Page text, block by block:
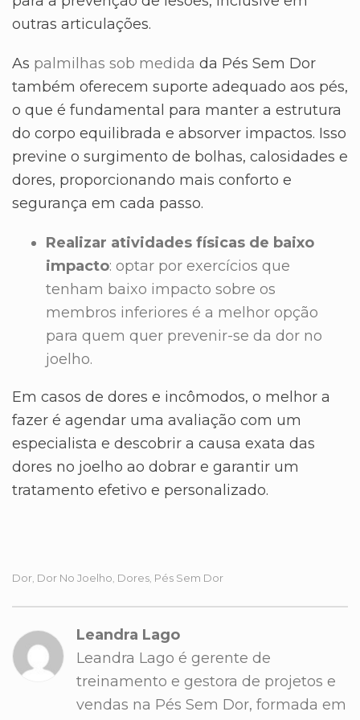
outras articulações.
As palmilhas sob medida da Pés Sem Dor
também oferecem suporte adequado aos pés,
o que é fundamental para manter a estrutura
do corpo equilibrada e absorver impactos. Isso
previne o surgimento de bolhas, calosidades e
dores, proporcionando mais conforto e
segurança em cada passo.
Realizar atividades físicas de baixo
impacto: optar por exercícios que
tenham baixo impacto sobre os
membros inferiores é a melhor opção
para quem quer prevenir-se da dor no
joelho.
Em casos de dores e incômodos, o melhor a
fazer é agendar uma avaliação com um
especialista e descobrir a causa exata das
dores no joelho ao dobrar e garantir um
tratamento efetivo e personalizado.
Dor, Dor No Joelho, Dores, Pés Sem Dor
Leandra Lago
Leandra Lago é gerente de
treinamento e gestora de projetos e
vendas na Pés Sem Dor, formada em